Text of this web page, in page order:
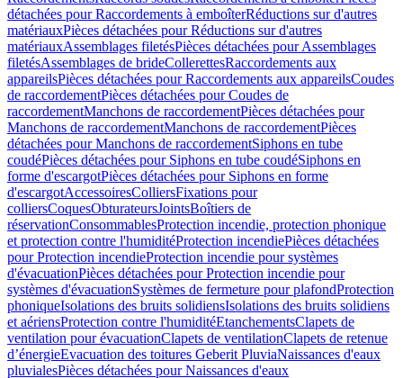
détachées pour Raccordements à emboîterRéductions sur d'autres
matériauxPièces détachées pour Réductions sur d'autres
matériauxAssemblages filetésPièces détachées pour Assemblages
filetésAssemblages de brideCollerettesRaccordements aux
appareilsPièces détachées pour Raccordements aux appareilsCoudes
de raccordementPièces détachées pour Coudes de
raccordementManchons de raccordementPièces détachées pour
Manchons de raccordementManchons de raccordementPièces
détachées pour Manchons de raccordementSiphons en tube
coudéPièces détachées pour Siphons en tube coudéSiphons en
forme d'escargotPièces détachées pour Siphons en forme
d'escargotAccessoiresColliersFixations pour
colliersCoquesObturateursJointsBoîtiers de
réservationConsommablesProtection incendie, protection phonique
et protection contre l'humiditéProtection incendiePièces détachées
pour Protection incendieProtection incendie pour systèmes
d'évacuationPièces détachées pour Protection incendie pour
systèmes d'évacuationSystèmes de fermeture pour plafondProtection
phoniqueIsolations des bruits solidiensIsolations des bruits solidiens
et aériensProtection contre l'humiditéEtanchementsClapets de
ventilation pour évacuationClapets de ventilationClapets de retenue
d’énergieEvacuation des toitures Geberit PluviaNaissances d'eaux
pluvialesPièces détachées pour Naissances d'eaux